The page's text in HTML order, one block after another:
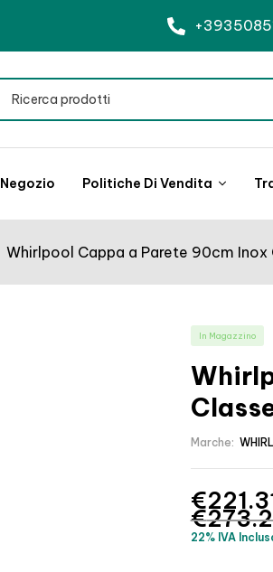
Negozio Politiche Di Vendita
Whirlpool Cappa a Parete 90cm
In Magazzino
Marche:
€
€
22% IVA